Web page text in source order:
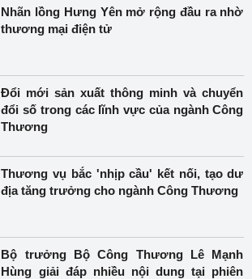
Nhãn lồng Hưng Yên mở rộng đầu ra nhờ
thương mại điện tử
Đổi mới sản xuất thông minh và chuyển
đổi số trong các lĩnh vực của ngành Công
Thương
Thương vụ bắc 'nhịp cầu' kết nối, tạo dư
địa tăng trưởng cho ngành Công Thương
Bộ trưởng Bộ Công Thương Lê Mạnh
Hùng giải đáp nhiều nội dung tại phiên